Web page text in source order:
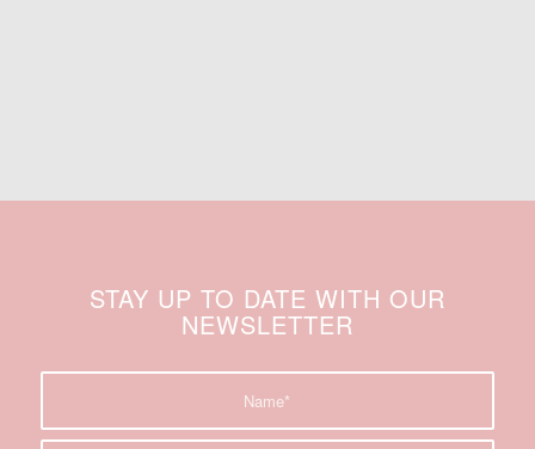
STAY UP TO DATE WITH OUR
NEWSLETTER